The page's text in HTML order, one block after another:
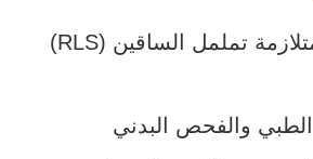
ينطوي تقييم متلازمة تململ الساقين (RLS)
الطبي والفحص البدني